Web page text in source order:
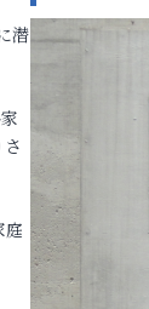
潜
庭